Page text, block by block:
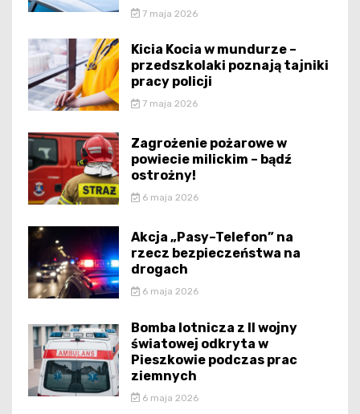
7 maja 2026
Kicia Kocia w mundurze –
przedszkolaki poznają tajniki
pracy policji
7 maja 2026
Zagrożenie pożarowe w
powiecie milickim – bądź
ostrożny!
6 maja 2026
Akcja „Pasy–Telefon” na
rzecz bezpieczeństwa na
drogach
6 maja 2026
Bomba lotnicza z II wojny
światowej odkryta w
Pieszkowie podczas prac
ziemnych
6 maja 2026